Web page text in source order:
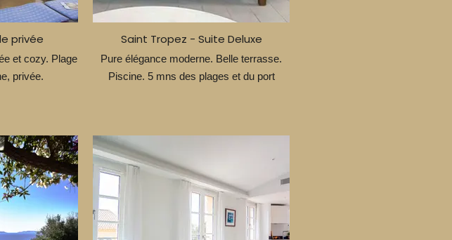
privée
et cozy. Plage
privée.
Saint Tropez - Suite Deluxe
Pure élégance moderne. Belle terrasse.
Piscine. 5 mns des plages et du port